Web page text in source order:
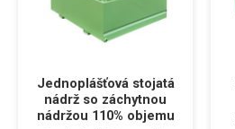
Jednoplášťová stojatá
nádrž so záchytnou
nádržou 110% objemu